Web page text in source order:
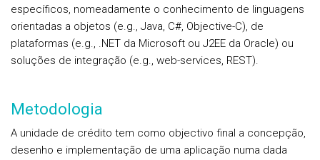
específicos, nomeadamente o conhecimento de linguagens
orientadas a objetos (e.g., Java, C#, Objective-C), de
plataformas (e.g., .NET da Microsoft ou J2EE da Oracle) ou
soluções de integração (e.g., web-services, REST).
Metodologia
A unidade de crédito tem como objectivo final a concepção,
desenho e implementação de uma aplicação numa dada